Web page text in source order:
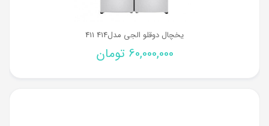
یخچال دوقلو الجی مدل414 411
60,000,000 تومان